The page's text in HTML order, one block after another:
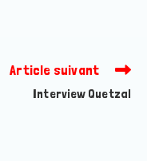
Article suivant
Interview Quetzal